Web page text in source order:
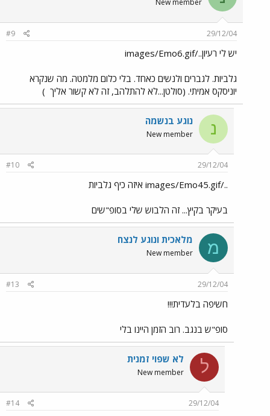
New member
29/12/04
#9
יש לי רעיון../images/Emo6.gif
גלביות. לגברים ולנשים כאחד. בלי כלום מלמטה. מה שנקרא
יוניסקס אמיתי. (סולטן...לא להתלהב, זה לא קשור אליך )
נ נוגע בנשמה
New member
29/12/04
#10
../images/Emo45.gif איזה כיף גלביות
בעיקר בקיץ... זה הלבוש שלי בסופ"שים
מ מלאכית ונוגע לנצח
New member
29/12/04
#13
חשיפה בלעדית!!!
סופ"ש בנגב. רוב הזמן היינו בלי
ל לא שפוי זמנית
New member
29/12/04
#14